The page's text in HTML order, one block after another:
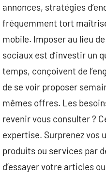
annonces, stratégies
fréquemment tort
mobile. Imposer au lieu
sociaux est d’investir un
temps, conçoivent de
de se voir proposer
mêmes offres. Les
revenir vous consulter ?
expertise. Surprenez vos
produits ou services par
d’essayer votre articles